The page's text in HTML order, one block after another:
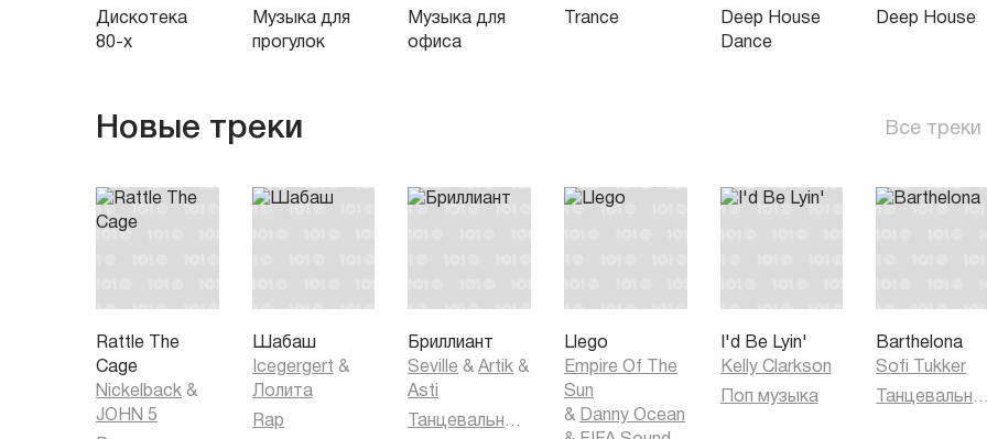
Дискотека
80-х
Музыка для
прогулок
Музыка для
офиса
Trance
Deep House
Dance
Deep House
Новые треки Все треки
Rattle The
Cage
Nickelback &
JOHN 5
Шабаш
Icegergert &
Лолита
Rap
Бриллиант
Seville &Artik &
Asti
Llego
Empire Of The
Sun
& Danny Ocean
I'd Be Lyin'
Kelly Clarkson
Поп музыка
Barthelona
Sofi Tukker